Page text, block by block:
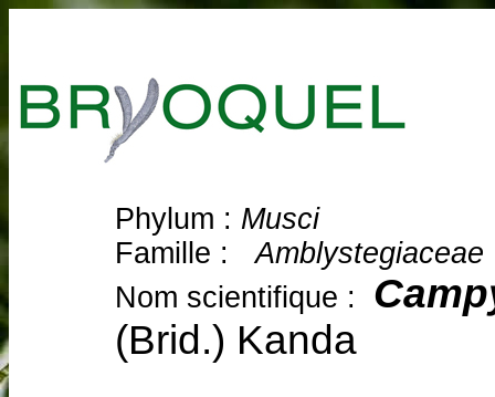
Phylum : Musci
Famille :Amblystegiaceae
Nom scientifique :
(Brid.) Kanda